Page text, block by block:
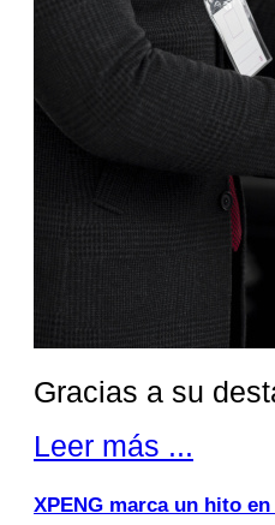
Gracias a su
Leer más ...
XPENG marca un hito